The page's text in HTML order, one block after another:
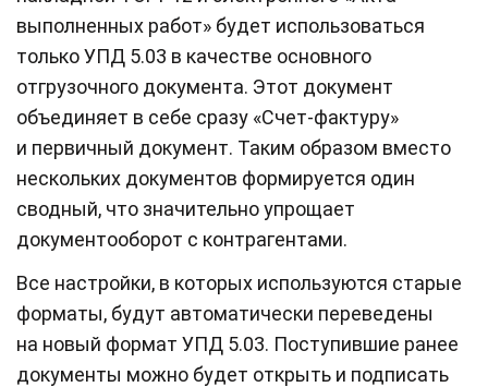
выполненных работ» будет использоваться
только УПД 5.03 в качестве основного
отгрузочного документа. Этот документ
объединяет в себе сразу «Счет-фактуру»
и первичный документ. Таким образом вместо
нескольких документов формируется один
сводный, что значительно упрощает
документооборот с контрагентами.
Все настройки, в которых используются старые
форматы, будут автоматически переведены
на новый формат УПД 5.03. Поступившие ранее
документы можно будет открыть и подписать